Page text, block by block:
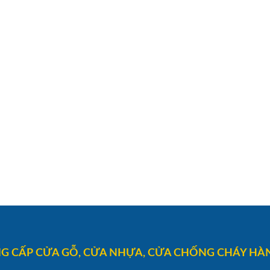
CẤP CỬA GỖ, CỬA NHỰA, CỬA CHỐNG CHÁY